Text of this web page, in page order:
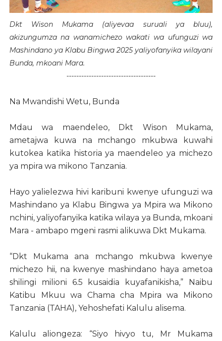
Dkt Wison Mukama (aliyevaa suruali ya bluu),
akizungumza na wanamichezo wakati wa ufunguzi wa
Mashindano ya Klabu Bingwa 2025 yaliyofanyika wilayani
Bunda, mkoani Mara.
------------------------------------
Na Mwandishi Wetu, Bunda
Mdau wa maendeleo, Dkt Wison Mukama,
ametajwa kuwa na mchango mkubwa kuwahi
kutokea katika historia ya maendeleo ya michezo
ya mpira wa mikono Tanzania.
Hayo yalielezwa hivi karibuni kwenye ufunguzi wa
Mashindano ya Klabu Bingwa ya Mpira wa Mikono
nchini, yaliyofanyika katika wilaya ya Bunda, mkoani
Mara - ambapo mgeni rasmi alikuwa Dkt Mukama.
“Dkt Mukama ana mchango mkubwa kwenye
michezo hii, na kwenye mashindano haya ametoa
shilingi milioni 6.5 kusaidia kuyafanikisha,” Naibu
Katibu Mkuu wa Chama cha Mpira wa Mikono
Tanzania (TAHA), Yehoshefati Kalulu alisema.
Kalulu aliongeza: “Siyo hivyo tu, Mr Mukama